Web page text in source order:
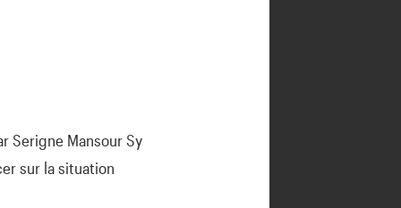
Serigne Mansour Sy
sur la situation